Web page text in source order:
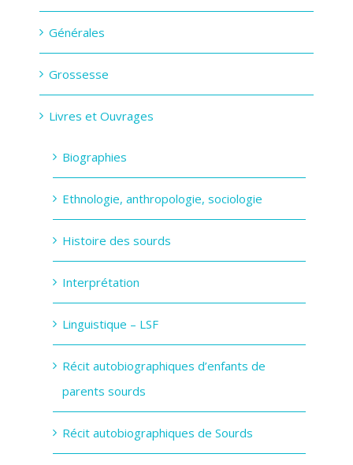
Générales
Grossesse
Livres et Ouvrages
Biographies
Ethnologie, anthropologie, sociologie
Histoire des sourds
Interprétation
Linguistique – LSF
Récit autobiographiques d’enfants de
parents sourds
Récit autobiographiques de Sourds